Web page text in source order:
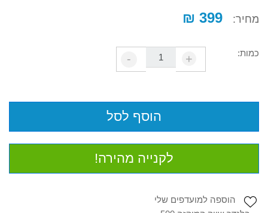
מחיר: 399 ₪
כמות: +
-
לקנייה מהירה!
הוסף לסל
הוספה למועדפים שלי